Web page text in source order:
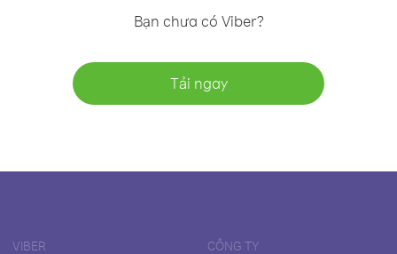
Bạn chưa có Viber?
Tải ngay
VIBER CÔNG TY